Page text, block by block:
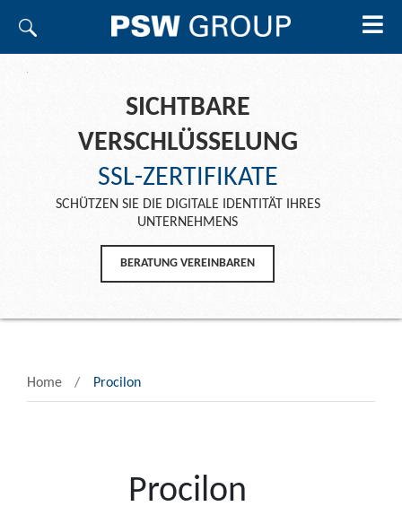
SICHTBARE
VERSCHLÜSSELUNG
SSL-ZERTIFIKATE
SCHÜTZEN SIE DIE DIGITALE IDENTITÄT IHRES
UNTERNEHMENS
BERATUNG VEREINBAREN
Home Procilon
Procilon